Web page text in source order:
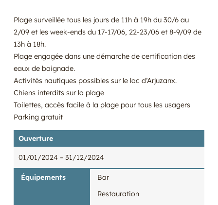
Plage surveillée tous les jours de 11h à 19h du 30/6 au
2/09 et les week-ends du 17-17/06, 22-23/06 et 8-9/09 de
13h à 18h.
Plage engagée dans une démarche de certification des
eaux de baignade.
Activités nautiques possibles sur le lac d’Arjuzanx.
Chiens interdits sur la plage
Toilettes, accès facile à la plage pour tous les usagers
Parking gratuit
Ouverture
01/01/2024 – 31/12/2024
Équipements
Bar
Restauration